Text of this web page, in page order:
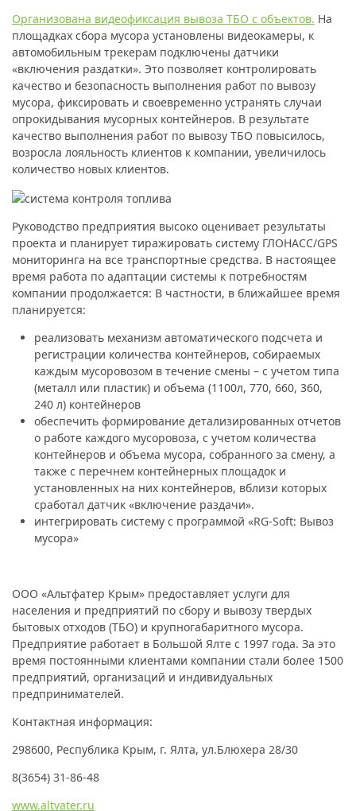
Организована видеофиксация вывоза ТБО с объектов. На
площадках сбора мусора установлены видеокамеры, к
автомобильным трекерам подключены датчики
«включения раздатки». Это позволяет контролировать
качество и безопасность выполнения работ по вывозу
мусора, фиксировать и своевременно устранять случаи
опрокидывания мусорных контейнеров. В результате
качество выполнения работ по вывозу ТБО повысилось,
возросла лояльность клиентов к компании, увеличилось
количество новых клиентов.
Руководство предприятия высоко оценивает результаты
проекта и планирует тиражировать систему ГЛОНАСС/GPS
мониторинга на все транспортные средства. В настоящее
время работа по адаптации системы к потребностям
компании продолжается: В частности, в ближайшее время
планируется:
реализовать механизм автоматического подсчета и
регистрации количества контейнеров, собираемых
каждым мусоровозом в течение смены – с учетом типа
(металл или пластик) и объема (1100л, 770, 660, 360,
240 л) контейнеров
обеспечить формирование детализированных отчетов
о работе каждого мусоровоза, с учетом количества
контейнеров и объема мусора, собранного за смену, а
также с перечнем контейнерных площадок и
установленных на них контейнеров, вблизи которых
сработал датчик «включение раздачи».
интегрировать систему с программой «RG-Soft: Вывоз
мусора»
ООО «Альтфатер Крым» предоставляет услуги для
населения и предприятий по сбору и вывозу твердых
бытовых отходов (ТБО) и крупногабаритного мусора.
Предприятие работает в Большой Ялте с 1997 года. За это
время постоянными клиентами компании стали более 1500
предприятий, организаций и индивидуальных
предпринимателей.
Контактная информация:
298600, Республика Крым, г. Ялта, ул.Блюхера 28/30
8(3654) 31-86-48
www.altvater.ru